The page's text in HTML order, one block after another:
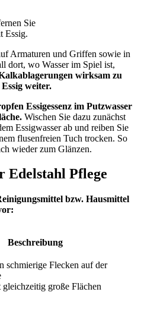
Sie
Essig.
Armaturen und Griffen sowie in
dort, wo Wasser im Spiel ist,
wirksam zu
weiter.
Essigessenz im Putzwasser
Wischen Sie dazu zunächst
Essigwasser ab und reiben Sie
flusenfreien Tuch trocken. So
wieder zum Glänzen.
Edelstahl Pflege
bzw. Hausmittel
Beschreibung
schmierige Flecken auf der
große Flächen